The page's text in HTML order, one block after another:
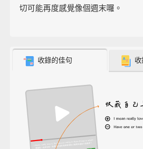
切可能再度感覺像個週末囉。
收錄的佳句